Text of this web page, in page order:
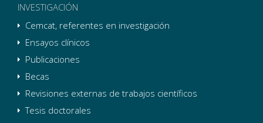
INVESTIGACIÓN
Cemcat, referentes en investigación
Ensayos clínicos
Publicaciones
Becas
Revisiones externas de trabajos científicos
Tesis doctorales